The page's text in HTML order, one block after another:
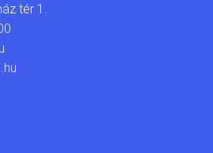
tér 1.